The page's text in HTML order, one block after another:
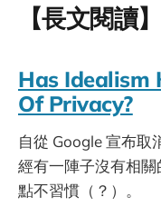
【長文閱讀】
Has Idealism
Of Privacy?
自從 Google 宣布取
經有一陣子沒有相
點不習慣（？）。